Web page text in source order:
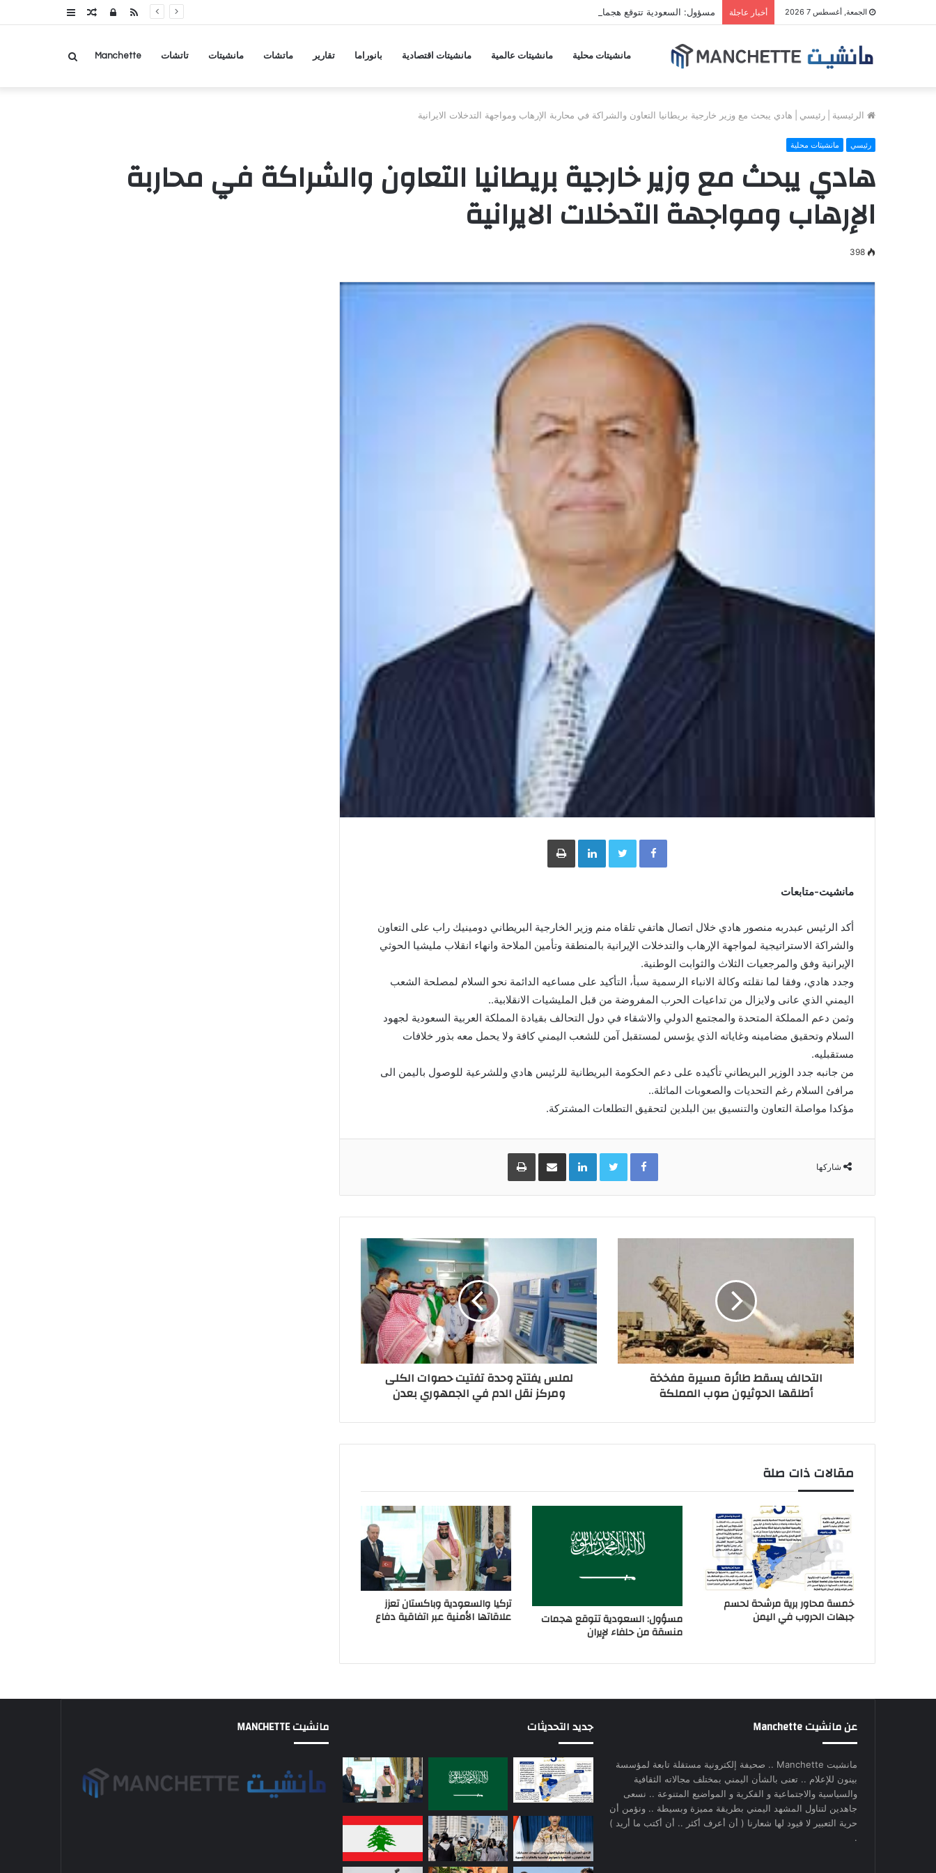
الجمعة, أغسطس 7 2026 أخبار عاجلة مسؤول: السعودية تتوقع هجمات منسقة من حلفاء لإيران عمودمقالتسجيلRSS
مانشيتات محلية مانشيتات عالمية مانشيتات اقتصادية بانوراما تقارير ماتشات مانشيتات تاتشات Manchette بحث
الرئيسية رئيسي هادي يبحث مع وزير خارجية بريطانيا التعاون والشراكة في محاربة الإرهاب ومواجهة التدخلات الايرانية
رئيسي مانشيتات محلية
هادي يبحث مع وزير خارجية بريطانيا التعاون والشراكة في محاربة
الإرهاب ومواجهة التدخلات الايرانية
398
Facebook
Twitter
LinkedInطباعة
مانشيت-متابعات
أكد الرئيس عبدربه منصور هادي خلال اتصال هاتفي تلقاه منم وزير الخارجية البريطاني دومينيك راب على التعاون
والشراكة الاستراتيجية لمواجهة الإرهاب والتدخلات الإيرانية بالمنطقة وتأمين الملاحة وانهاء انقلاب مليشيا الحوثي
الإيرانية وفق والمرجعيات الثلاث والثوابت الوطنية.
وجدد هادي، وفقا لما نقلته وكالة الانباء الرسمية سبأ، التأكيد على مساعيه الدائمة نحو السلام لمصلحة الشعب
اليمني الذي عانى ولايزال من تداعيات الحرب المفروضة من قبل المليشيات الانقلابية..
وثمن دعم المملكة المتحدة والمجتمع الدولي والاشقاء في دول التحالف بقيادة المملكة العربية السعودية لجهود
السلام وتحقيق مضامينه وغاياته الذي يؤسس لمستقبل آمن للشعب اليمني كافة ولا يحمل معه بذور خلافات
مستقبليه.
من جانبه جدد الوزير البريطاني تأكيده على دعم الحكومة البريطانية للرئيس هادي وللشرعية للوصول باليمن الى
مرافئ السلام رغم التحديات والصعوبات الماثلة..
مؤكدا مواصلة التعاون والتنسيق بين البلدين لتحقيق التطلعات المشتركة.
شاركها
Facebook
Twitter
LinkedInمشاركة عبر البريد طباعة
التحالف يسقط طائرة مسيرة مفخخة
أطلقها الحوثيون صوب المملكة
لملس يفتتح وحدة تفتيت حصوات الكلى
ومركز نقل الدم في الجمهوري بعدن
مقالات ذات صلة
خمسة محاور برية مرشحة لحسم
جبهات الحروب في اليمن مسؤول: السعودية تتوقع هجمات
منسقة من حلفاء لإيران
تركيا والسعودية وباكستان تعزز
علاقاتها الأمنية عبر اتفاقية دفاع
عن مانشيت Manchette
مانشيت Manchette .. صحيفة إلكترونية مستقلة تابعة لمؤسسة
بينون للإعلام .. تعنى بالشأن اليمني بمختلف مجالاته الثقافية
والسياسية والاجتماعية و الفكرية و المواضيع المتنوعة .. نسعى
جاهدين لتناول المشهد اليمني بطريقة مميزة وبسيطة .. ونؤمن أن
حرية التعبير لا قيود لها شعارنا ( أن أعرف أكثر .. أن أكتب ما أريد )
.
جديد التحديثات مانشيت MANCHETTE